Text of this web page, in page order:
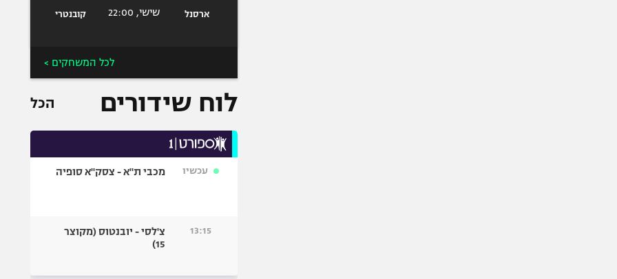
ארסנל שישי, 22:00 קובנטרי
לכל המשחקים >
לוח שידורים הכל
עכשיו מכבי ת"א - צסק"א סופיה
13:15
צ'לסי - יובנטוס (מקוצר
15)